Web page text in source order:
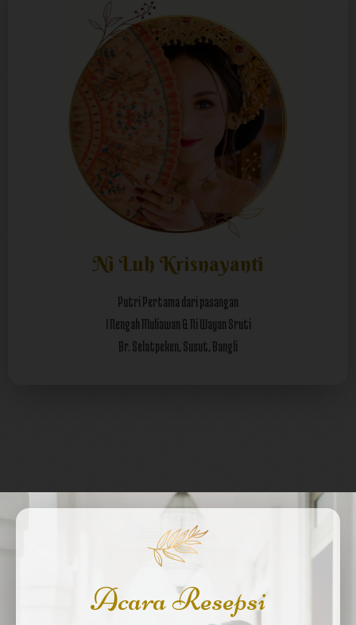
Ni Luh Krisnayanti
Putri Pertama dari pasangan
I Nengah Muliawan & Ni Wayan Sruti
Br. Selatpeken, Susut, Bangli
Acara Resepsi